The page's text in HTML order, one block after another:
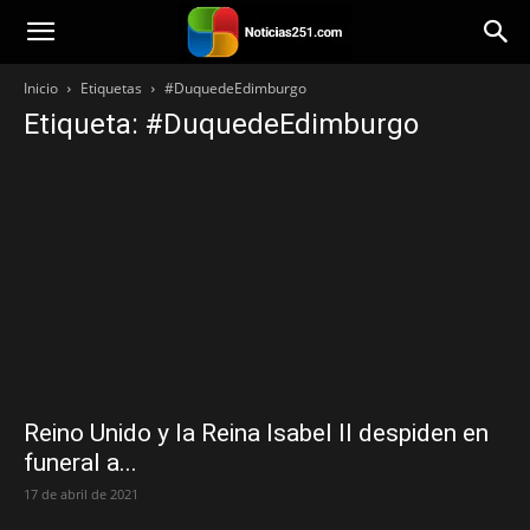
Noticias251
Inicio Etiquetas #DuquedeEdimburgo
Etiqueta: #DuquedeEdimburgo
Reino Unido y la Reina Isabel II despiden en
funeral a...
17 de abril de 2021